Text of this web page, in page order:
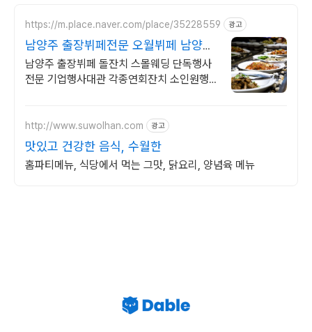
https://m.place.naver.com/place/35228559 광고
남양주 출장뷔페전문 오월뷔페 남양주
프리미엄 행사전문뷔페
남양주 출장뷔페 돌잔치 스몰웨딩 단독행사
전문 기업행사대관 각종연회잔치 소인원행
http://www.suwolhan.com 광고
맛있고 건강한 음식, 수월한
홈파티메뉴, 식당에서 먹는 그맛, 닭요리, 양념육 메뉴